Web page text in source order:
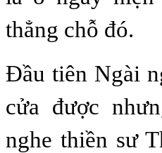
thẳng chỗ đó.
Đầu tiên Ngài
cửa được
nghe thiền sư